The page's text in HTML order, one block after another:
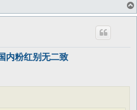
内粉红别无二致